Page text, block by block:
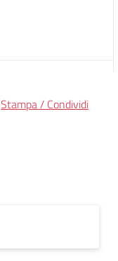
Stampa / Condividi